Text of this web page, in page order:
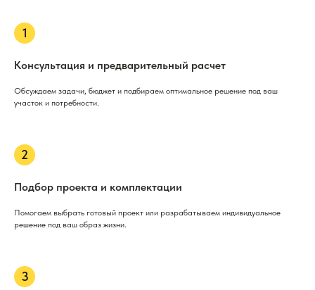
Консультация и предварительный расчет
Обсуждаем задачи, бюджет и подбираем оптимальное решение под ваш
участок и потребности.
Подбор проекта и комплектации
Помогаем выбрать готовый проект или разрабатываем индивидуальное
решение под ваш образ жизни.